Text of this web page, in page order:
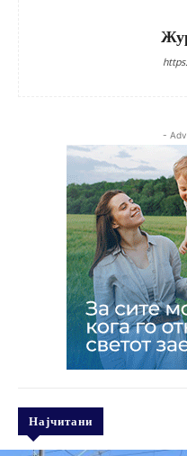
-
Најчитани